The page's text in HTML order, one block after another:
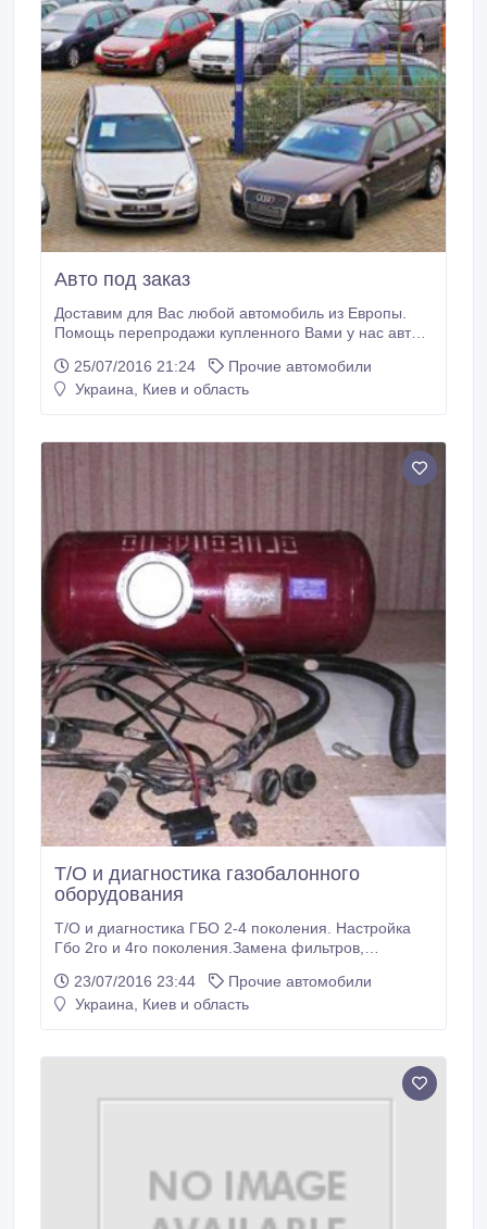
Авто под заказ
Доставим для Вас любой автомобиль из Европы.
Помощь перепродажи купленного Вами у нас авто в
10 лет. Нашим постоянным клиентам, а также
клиентам, приобретающим несколько автомобиль
25/07/2016 21:24
Прочие автомобили
Украина, Киев и область
Т/О и диагностика газобалонного
оборудования
Т/О и диагностика ГБО 2-4 поколения. Настройка
Гбо 2го и 4го поколения.Замена фильтров,
освободителей 3-А, СТО "АНГАР". 096 8051920
Дмитрий.
23/07/2016 23:44
Прочие автомобили
Украина, Киев и область